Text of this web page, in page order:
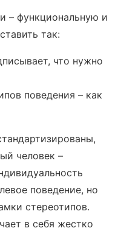
– функциональную и
так:
что нужно
поведения – как
человек –
поведение, но
стереотипов.
в себя жестко